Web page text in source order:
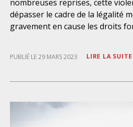
nombreuses reprises, cette
dépasser le cadre de la légalité
gravement en cause les droits
souvent pas la possibilité
entraînent l’impossibilité
PUBLIÉ LE 29 MARS 2023 LIRE LA SUITE